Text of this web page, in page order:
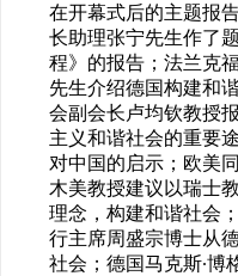
在开幕式后的主题报
长助理张宁先生作了
程》的报告；法兰克
先生介绍德国构建和
会副会长卢均钦教授
主义和谐社会的重要
对中国的启示；欧美
木美教授建议以瑞士
理念，构建和谐社会
行主席周盛宗博士从
社会；德国马克斯·博